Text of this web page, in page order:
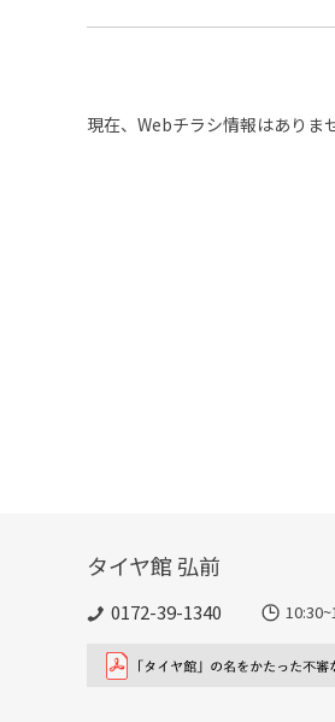
現在、Webチラシ情報はありま
タイヤ館 弘前
0172-39-1340